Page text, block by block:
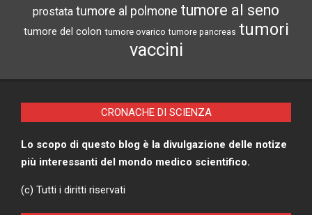
prostata tumore al polmone tumore al seno
tumore del colon tumore ovarico tumore pancreas tumori
vaccini
CRONACHE DI SCIENZA
Lo scopo di questo blog è la divulgazione delle notize
più interessanti del mondo medico scientifico.
(c) Tutti i diritti riservati